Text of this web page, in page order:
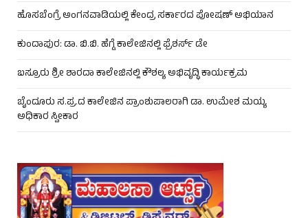
ಹೊಸಬೆಂಗ್ರೆ ಅಂಗನವಾಡಿಯಲ್ಲಿ ಕೇಂದ್ರ ಸರ್ಕಾರದ ಪೋಷಣ್ ಅಭಿಯಾನ
ಕುಂದಾಪುರ: ಡಾ. ಬಿ.ಬಿ. ಹೆಗ್ಡೆ ಕಾಲೇಜಿನಲ್ಲಿ ಫ್ರೆಶರ್ಸ್ ಡೇ
ಬಸ್ರೂರು ಶ್ರೀ ಶಾರದಾ ಕಾಲೇಜಿನಲ್ಲಿ ಕೌಶಲ್ಯ ಅಭಿವೃದ್ಧಿ ಕಾರ್ಯಕ್ರಮ
ಬೈಂದೂರು ಸ.ಪ್ರ.ದ ಕಾಲೇಜಿನ ಪ್ರಾಂಶುಪಾಲರಾಗಿ ಡಾ. ಉಮೇಶ ಮಯ್ಯ
ಅಧಿಕಾರ ಸ್ವೀಕಾರ